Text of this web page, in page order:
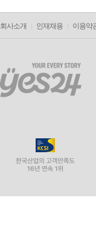
회사소개 인재채용 이용약